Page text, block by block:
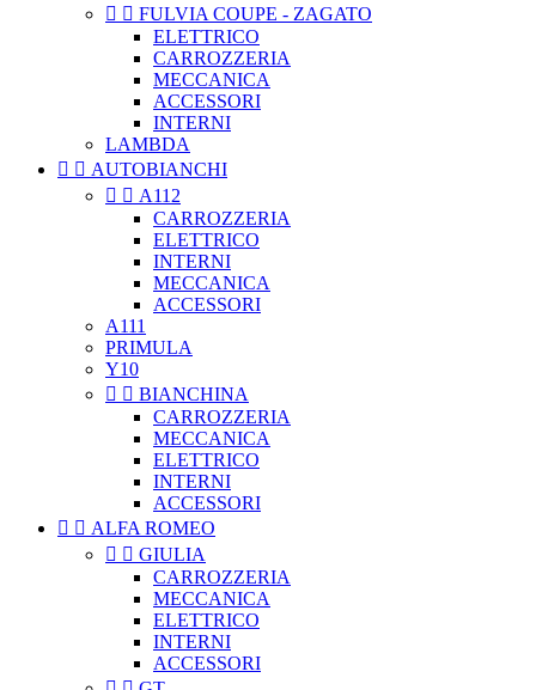
  FULVIA COUPE - ZAGATO
ELETTRICO
CARROZZERIA
MECCANICA
ACCESSORI
INTERNI
LAMBDA
  AUTOBIANCHI
  A112
CARROZZERIA
ELETTRICO
INTERNI
MECCANICA
ACCESSORI
A111
PRIMULA
Y10
  BIANCHINA
CARROZZERIA
MECCANICA
ELETTRICO
INTERNI
ACCESSORI
  ALFA ROMEO
  GIULIA
CARROZZERIA
MECCANICA
ELETTRICO
INTERNI
ACCESSORI